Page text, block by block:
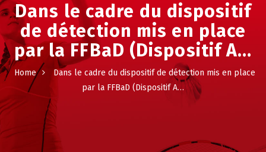
Dans le cadre du dispositif
de détection mis en place
par la FFBaD (Dispositif A…
Home
Dans le cadre du dispositif de détection mis en place
par la FFBaD (Dispositif A…